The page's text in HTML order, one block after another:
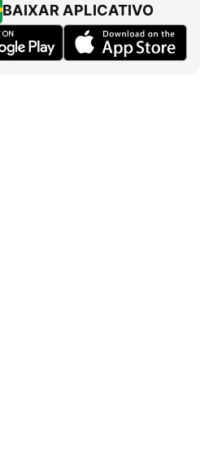
BAIXAR APLICATIVO